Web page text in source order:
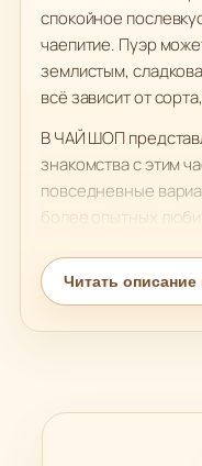
спокойное
чаепитие. Пуэр
землистым,
всё зависит от
В ЧАЙ ШОП
знакомства с этим
повседневные
более опытных
глубоким ароматом.
неспешного
и назначению.
хочет добавить в
Читать